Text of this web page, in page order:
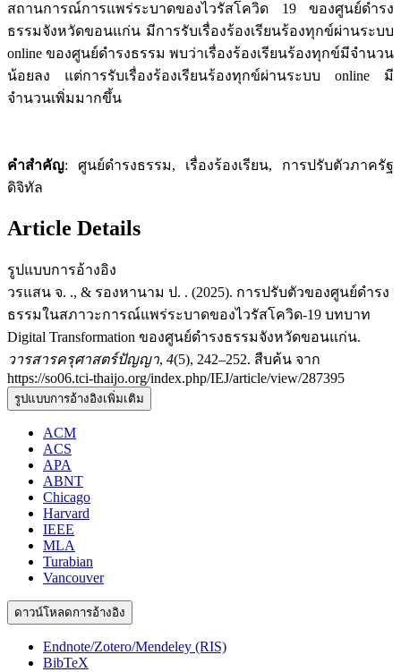
สถานการณ์การแพร่ระบาดของไวรัสโควิด 19 ของศูนย์ดำรง
ธรรมจังหวัดขอนแก่น มีการรับเรื่องร้องเรียนร้องทุกข์ผ่านระบบ
online ของศูนย์ดำรงธรรม พบว่าเรื่องร้องเรียนร้องทุกข์มีจำนวน
น้อยลง แต่การรับเรื่องร้องเรียนร้องทุกข์ผ่านระบบ online มี
จำนวนเพิ่มมากขึ้น
คำสำคัญ: ศูนย์ดำรงธรรม, เรื่องร้องเรียน, การปรับตัวภาครัฐ
ดิจิทัล
Article Details
รูปแบบการอ้างอิง
วรแสน จ. ., & รองหานาม ป. . (2025). การปรับตัวของศูนย์ดำรง
ธรรมในสภาวะการณ์แพร่ระบาดของไวรัสโควิด-19 บทบาท
Digital Transformation ของศูนย์ดำรงธรรมจังหวัดขอนแก่น.
วารสารครุศาสตร์ปัญญา, 4(5), 242–252. สืบค้น จาก
https://so06.tci-thaijo.org/index.php/IEJ/article/view/287395
รูปแบบการอ้างอิงเพิ่มเติม
ACM
ACS
APA
ABNT
Chicago
Harvard
IEEE
MLA
Turabian
Vancouver
ดาวน์โหลดการอ้างอิง
Endnote/Zotero/Mendeley (RIS)
BibTeX